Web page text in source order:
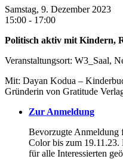
Samstag, 9. Dezember 2023
15:00 - 17:00
Politisch aktiv mit Kindern,
Veranstaltungsort: W3_Saal,
Mit: Dayan Kodua –
Gründerin von Gratitude
Zur Anmeldung
Bevorzugte
Color bis zum 19.11.23.
für alle Interessierten